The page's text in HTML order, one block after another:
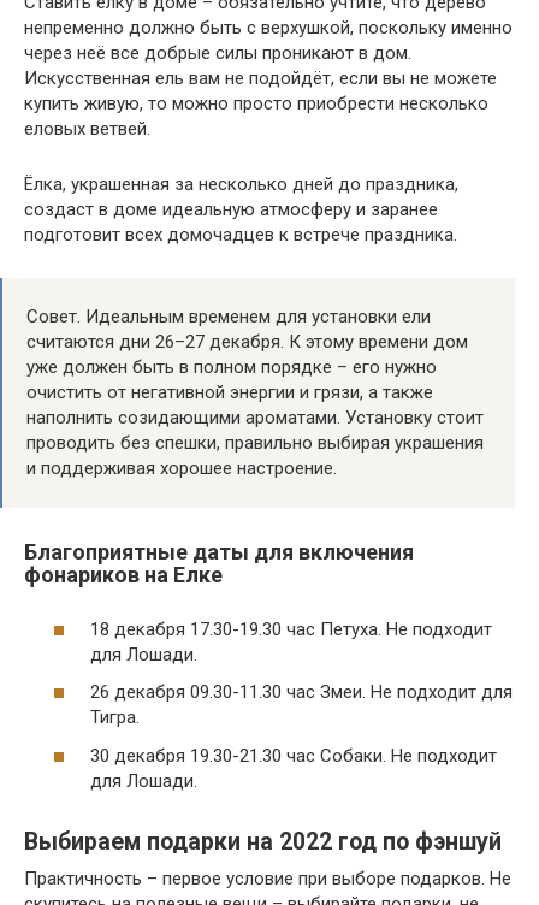
непременно должно быть с верхушкой, поскольку именно
через неё все добрые силы проникают в дом.
Искусственная ель вам не подойдёт, если вы не можете
купить живую, то можно просто приобрести несколько
еловых ветвей.
Ёлка, украшенная за несколько дней до праздника,
создаст в доме идеальную атмосферу и заранее
подготовит всех домочадцев к встрече праздника.
Совет. Идеальным временем для установки ели
считаются дни 26–27 декабря. К этому времени дом
уже должен быть в полном порядке – его нужно
очистить от негативной энергии и грязи, а также
наполнить созидающими ароматами. Установку стоит
проводить без спешки, правильно выбирая украшения
и поддерживая хорошее настроение.
Благоприятные даты для включения
фонариков на Елке
18 декабря 17.30-19.30 час Петуха. Не подходит
для Лошади.
26 декабря 09.30-11.30 час Змеи. Не подходит для
Тигра.
30 декабря 19.30-21.30 час Собаки. Не подходит
для Лошади.
Выбираем подарки на 2022 год по фэншуй
Практичность – первое условие при выборе подарков. Не